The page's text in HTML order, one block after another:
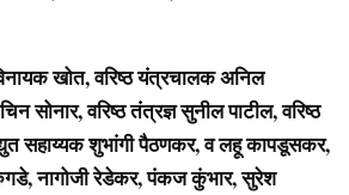
खोत, वरिष्ठ यंत्रचालक अनिल
सोनार, वरिष्ठ तंत्रज्ञ सुनील पाटील, वरिष्ठ
सहाय्यक शुभांगी पैठणकर, व लहू कापडूसकर,
नागोजी रेडेकर, पंकज कुंभार, सुरेश